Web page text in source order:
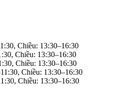
Chiều: 13:30–16:30
Chiều: 13:30–16:30
Chiều: 13:30–16:30
Chiều: 13:30–16:30
Chiều: 13:30–16:30